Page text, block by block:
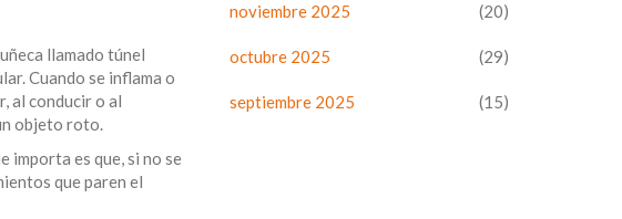
llamado túnel
Cuando se inflama o
al conducir o al
objeto roto.
importa es que, si no se
que paren el
noviembre 2025 (20)
octubre 2025 (29)
septiembre 2025 (15)